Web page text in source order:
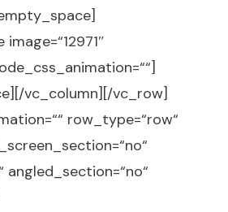
vc_column][/vc_row]
row_type=“row“
angled_section=“no“